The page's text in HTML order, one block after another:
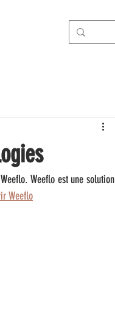
Weeflo est une solution
Weeflo